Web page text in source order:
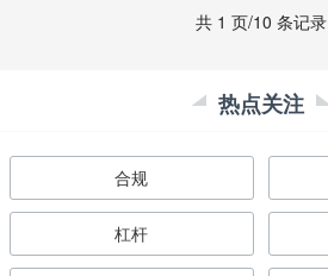
共 1 页/10 条记录
热点关注
合规
杠杆